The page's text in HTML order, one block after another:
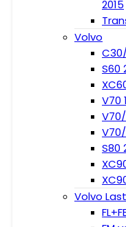
2015
Volvo
S60
V70
S80
Volvo